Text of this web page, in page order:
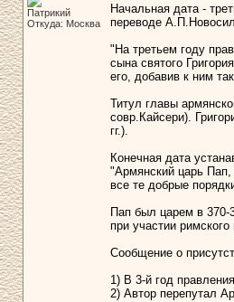
Патрикий
Откуда: Москва
Начальная дата -
переводе
"На третьем году
сына святого
его, добавив к ним
Титул главы
совр.Кайсери).
гг.).
Конечная дата
"Армянский царь Пап,
все те добрые
Пап был царем в 370-
при участии
Сообщение о
1) В 3-й год
2) Автор перепутал